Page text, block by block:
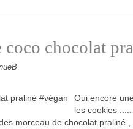
coco chocolat
Oui encore
les cookies
morceau de chocolat praliné